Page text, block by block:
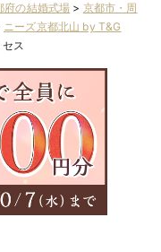
府の結婚式場 > 京都市・周
ニーズ京都北山 by T&G
ス